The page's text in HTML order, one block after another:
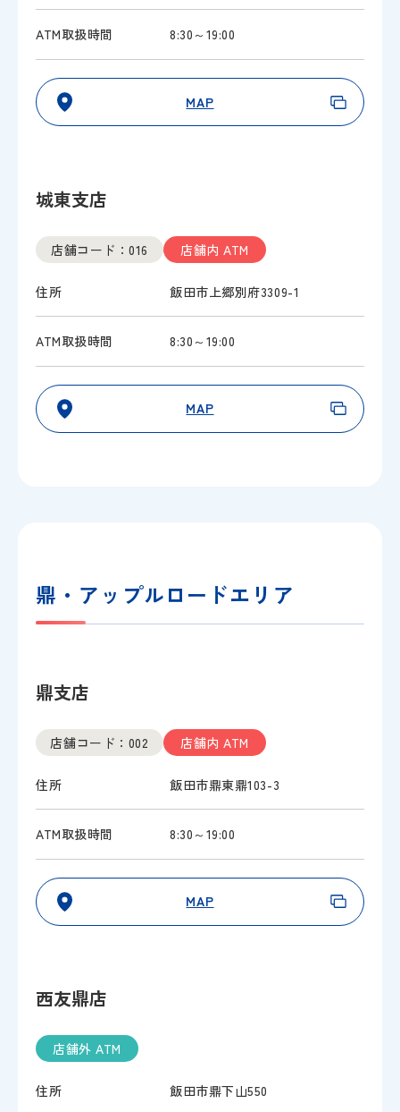
ATM取扱時間 8:30～19:00
MAP
城東支店
店舗コード：016 店舗内 ATM
住所 飯田市上郷別府3309-1
ATM取扱時間 8:30～19:00
MAP
鼎・アップルロードエリア
鼎支店
店舗コード：002 店舗内 ATM
住所 飯田市鼎東鼎103-3
ATM取扱時間 8:30～19:00
MAP
西友鼎店
店舗外 ATM
住所 飯田市鼎下山550